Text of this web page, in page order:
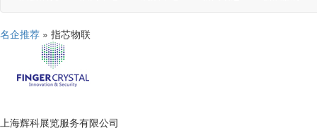
名企推荐 » 指芯物联
上海辉科展览服务有限公司